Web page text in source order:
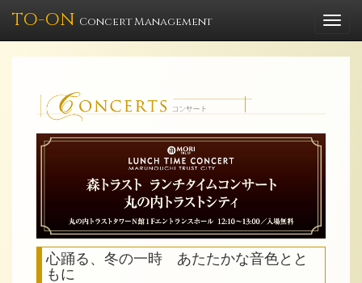
TO-ON Concert Management
心踊る、冬の一時 あたたかな音色とと
もに